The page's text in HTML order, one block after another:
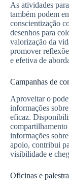
As atividades
também podem
conscientização
desenhos para
valorização da
promover
e efetiva de
Campanhas de
Aproveitar o
informações
eficaz.
compartilhamento
informações
apoio, contribui
visibilidade e
Oficinas e